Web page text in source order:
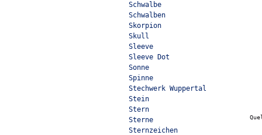
Schwalbe
Schwalben
Skorpion
Skull
Sleeve
Sleeve Dot
Sonne
Spinne
Stechwerk Wuppertal
Stein
Stern
Sterne
Sternzeichen